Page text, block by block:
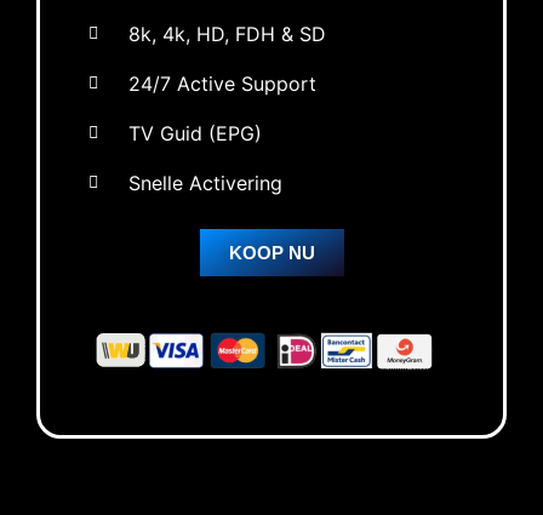
8k, 4k, HD, FDH & SD
24/7 Active Support
TV Guid (EPG)
Snelle Activering
KOOP NU